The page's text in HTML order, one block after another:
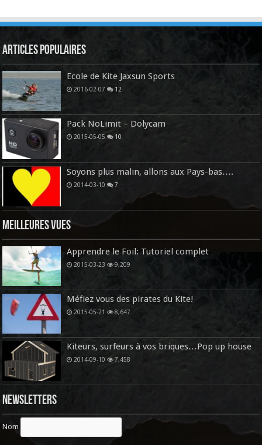
Articles Populaires
Ecole de Kite Jaxsun Sports
2016-02-07 12
Pack NoLimit – Dolycam
2015-05-05 10
Soyons plus malin, allons aux Pays-bas….
2014-03-10 7
Meilleures vues
Apprendre le Foil: Tutoriel complet
2015-03-23 9,209
Méfiez vous des pirates du Kite!
2015-05-21 8,647
Kiteurs, surfeurs à vos briques…Pop up house
2014-09-10 7,458
Newsletters
Nom